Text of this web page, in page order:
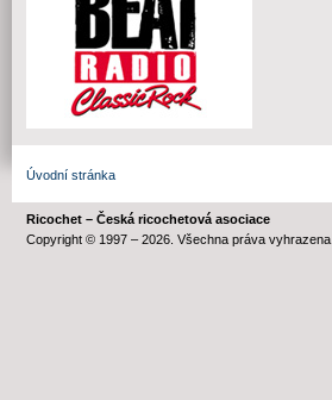
Úvodní stránka
Ricochet – Česká ricochetová asociace
Copyright © 1997 – 2026. Všechna práva vyhrazena.